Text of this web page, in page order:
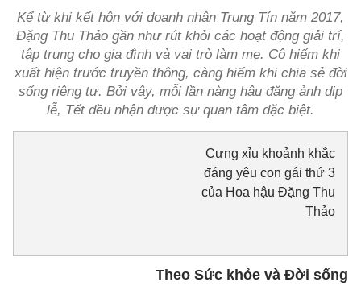
Kể từ khi kết hôn với doanh nhân Trung Tín năm 2017,
Đặng Thu Thảo gần như rút khỏi các hoạt động giải trí,
tập trung cho gia đình và vai trò làm mẹ. Cô hiếm khi
xuất hiện trước truyền thông, càng hiếm khi chia sẻ đời
sống riêng tư. Bởi vậy, mỗi lần nàng hậu đăng ảnh dịp
lễ, Tết đều nhận được sự quan tâm đặc biệt.
Cưng xỉu khoảnh khắc
đáng yêu con gái thứ 3
của Hoa hậu Đặng Thu
Thảo
Theo Sức khỏe và Đời sống